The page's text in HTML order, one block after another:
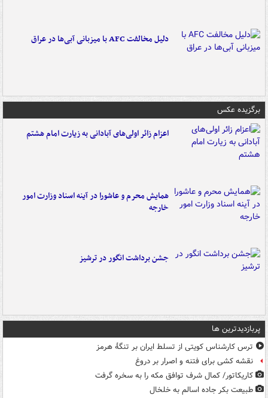
دلیل مخالفت AFC با میزبانی آبی‌ها در عراق
برگزیده عکس
اعزام زائر اولی‌های آبادانی به زیارت امام هشتم
همایش محرم و عاشورا در آینه اسناد وزارت امور
خارجه
جشن برداشت انگور در ترشیز
پربازدیدترین ها
ترس کارشناس کویتی از تسلط ایران بر تنگۀ هرمز
نقشه کشی برای فتنه و اصرار بر دروغ
کاریکاتور/ کمال شرف توافق مکه را به سخره گرفت
طبیعت بکر جاده اسالم به خلخال